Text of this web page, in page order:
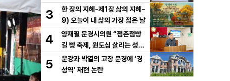
3
한 장의 지혜-제1장 삶의 지혜-
9) 오늘이 내 삶의 가장 젊은 날
4
양재필 문경시의원 “점촌점빵
길 빵 축제, 원도심 살리는 성장
전략으로 키워야”
5
운강과 박열의 고장 문경에 ‘경
성역’ 재현 논란